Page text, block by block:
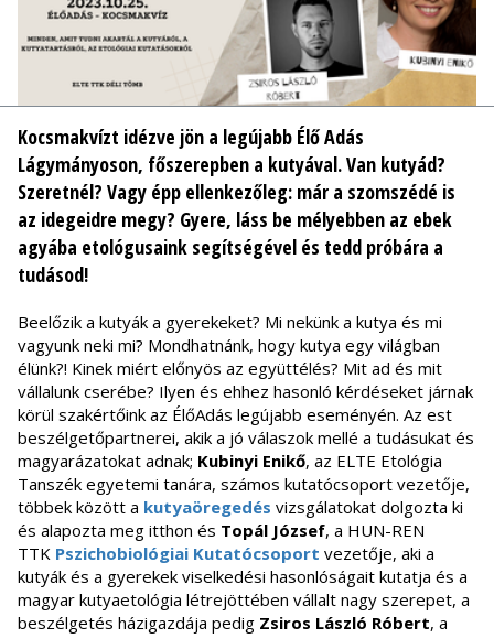
Kocsmakvízt idézve jön a legújabb Élő Adás
Lágymányoson, főszerepben a kutyával. Van kutyád?
Szeretnél? Vagy épp ellenkezőleg: már a szomszédé is
az idegeidre megy? Gyere, láss be mélyebben az ebek
agyába etológusaink segítségével és tedd próbára a
tudásod!
Beelőzik a kutyák a gyerekeket? Mi nekünk a kutya és mi
vagyunk neki mi? Mondhatnánk, hogy kutya egy világban
élünk?! Kinek miért előnyös az együttélés? Mit ad és mit
vállalunk cserébe? Ilyen és ehhez hasonló kérdéseket járnak
körül szakértőink az ÉlőAdás legújabb eseményén. Az est
beszélgetőpartnerei, akik a jó válaszok mellé a tudásukat és
magyarázatokat adnak; Kubinyi Enikő, az ELTE Etológia
Tanszék egyetemi tanára, számos kutatócsoport vezetője,
többek között a kutyaöregedés vizsgálatokat dolgozta ki
és alapozta meg itthon és Topál József, a HUN-REN
TTK Pszichobiológiai Kutatócsoport vezetője, aki a
kutyák és a gyerekek viselkedési hasonlóságait kutatja és a
magyar kutyaetológia létrejöttében vállalt nagy szerepet, a
beszélgetés házigazdája pedig Zsiros László Róbert, a